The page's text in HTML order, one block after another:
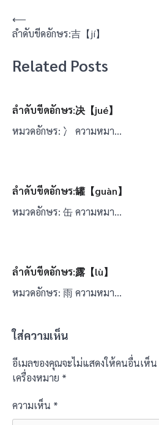
แนะแนว
เรื่อง
⟵
ลำดับขีดอักษร:吉【jí】
Related Posts
ลำดับขีดอักษร:决【jué】
หมวดอักษร: 冫 ความหมา…
ลำดับขีดอักษร:罐【guàn】
หมวดอักษร: 缶 ความหมา…
ลำดับขีดอักษร:露【lù】
หมวดอักษร: 雨 ความหมา…
ใส่ความเห็น
อีเมลของคุณจะไม่แสดงให้คนอื่นเห็น
เครื่องหมาย *
ความเห็น *